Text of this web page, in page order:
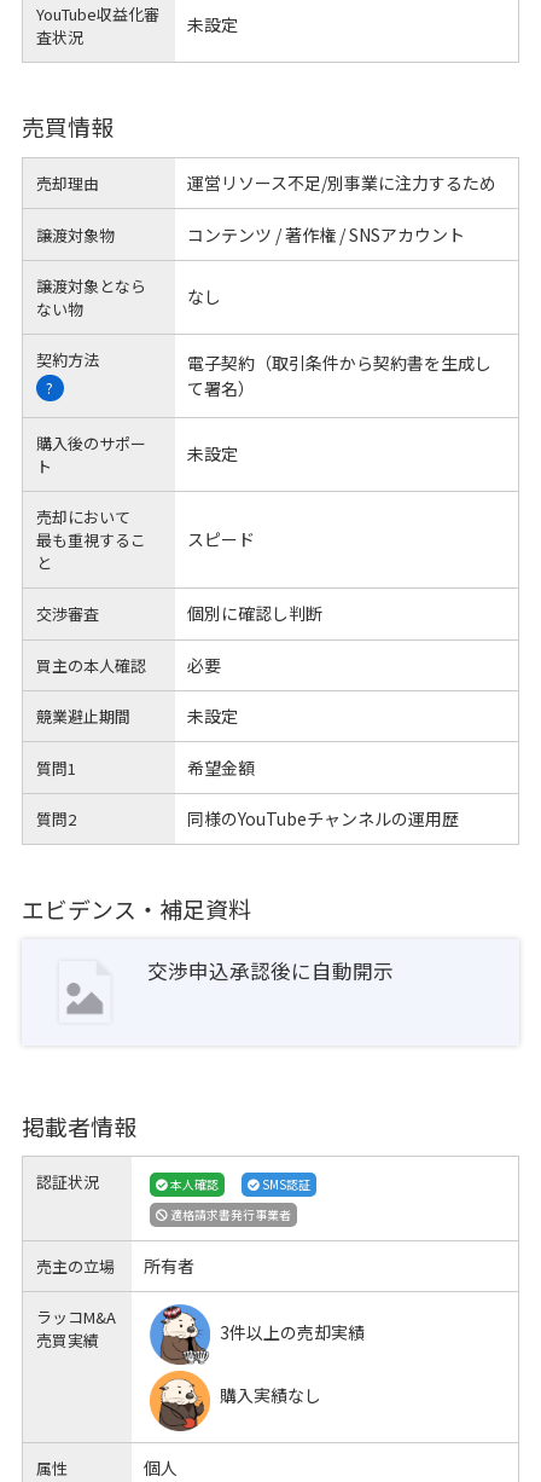
YouTube収益化審
査状況
未設定
売買情報
売却理由 運営リソース不足/別事業に注力するため
譲渡対象物 コンテンツ / 著作権 / SNSアカウント
譲渡対象となら
ない物
なし
契約方法
?
電子契約（取引条件から契約書を生成し
て署名）
購入後のサポー
ト
未設定
売却において
最も重視するこ
と
スピード
交渉審査 個別に確認し判断
買主の本人確認 必要
競業避止期間 未設定
質問1 希望金額
質問2 同様のYouTubeチャンネルの運用歴
エビデンス・補足資料
交渉申込承認後に自動開示
掲載者情報
認証状況 本人確認
SMS認証
適格請求書発行事業者
売主の立場 所有者
ラッコM&A
売買実績
3件以上の売却実績
購入実績なし
属性 個人